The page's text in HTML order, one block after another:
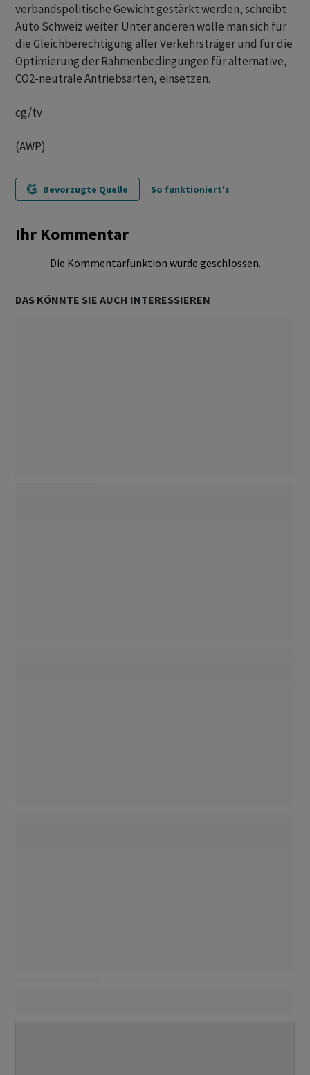
verbandspolitische Gewicht gestärkt werden, schreibt
Auto Schweiz weiter. Unter anderen wolle man sich für
die Gleichberechtigung aller Verkehrsträger und für die
Optimierung der Rahmenbedingungen für alternative,
CO2-neutrale Antriebsarten, einsetzen.
cg/tv
(AWP)
Bevorzugte Quelle So funktioniert's
Ihr Kommentar
Die Kommentarfunktion wurde geschlossen.
DAS KÖNNTE SIE AUCH INTERESSIEREN